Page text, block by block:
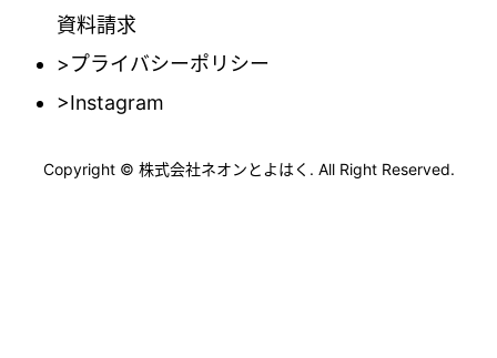
資料請求
>プライバシーポリシー
>Instagram
Copyright © 株式会社ネオンとよはく. All Right Reserved.